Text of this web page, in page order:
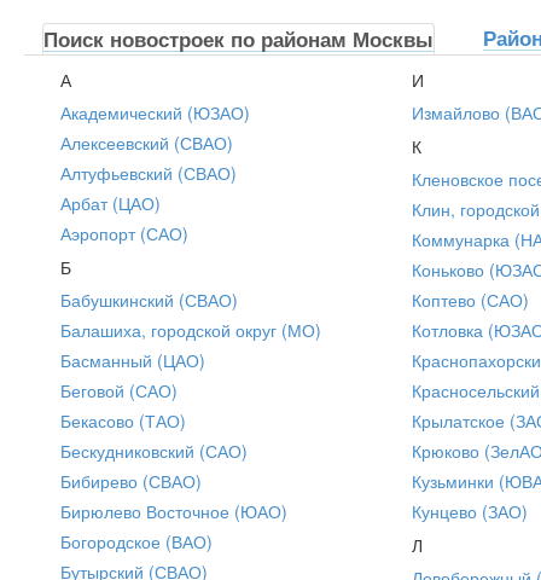
Поиск новостроек по районам Москвы
А
Академический (ЮЗАО)
Алексеевский (СВАО)
Алтуфьевский (СВАО)
Арбат (ЦАО)
Аэропорт (САО)
Б
Бабушкинский (СВАО)
Балашиха, городской округ (МО)
Басманный (ЦАО)
Беговой (САО)
Бекасово (ТАО)
Бескудниковский (САО)
Бибирево (СВАО)
Бирюлево Восточное (ЮАО)
Богородское (ВАО)
Бутырский (СВАО)
И
Измайлово
К
Кленовское
Клин,
Коммунарка
Коньково
Коптево (САО)
Котловка
Крылатское
Крюково
Кузьминки
Кунцево (ЗАО)
Л